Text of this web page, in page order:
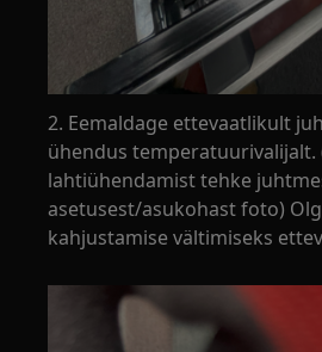
2. Eemaldage ettevaatlikult
ühendus temperatuurivalijalt.
lahtiühendamist tehke
asetusest/asukohast foto)
kahjustamise vältimiseks